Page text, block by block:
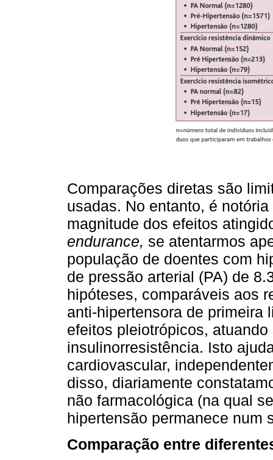
Comparações diretas são
usadas. No entanto, é
magnitude dos efeitos
endurance, se atentarmos
população de doentes com
de pressão arterial (PA) de
hipóteses, comparáveis aos
anti-hipertensora de primeira
efeitos pleiotrópicos,
insulinorresistência. Isto
cardiovascular,
disso, diariamente
não farmacológica (na qual
hipertensão permanece num
Comparação entre